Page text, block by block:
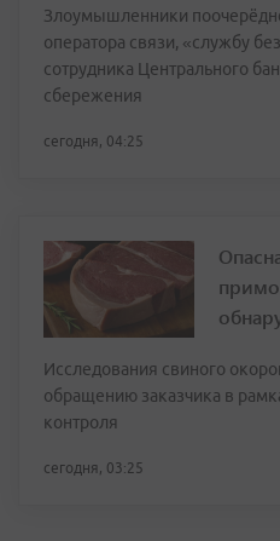
Злоумышленники
оператора связи, «службу
сотрудника Центрального
сбережения
сегодня, 04:25
Исследования свиного
обращению заказчика в
контроля
сегодня, 03:25